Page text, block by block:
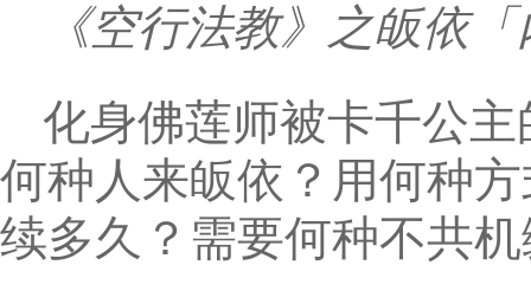
《空行法教》之皈依
化身佛莲师被卡千公
何种人来皈依？用何种
续多久？需要何种不共